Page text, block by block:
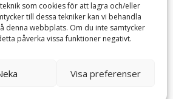
som cookies för att lagra och/eller
till dessa tekniker kan vi behandla
denna webbplats. Om du inte samtycker
påverka vissa funktioner negativt.
Visa preferenser